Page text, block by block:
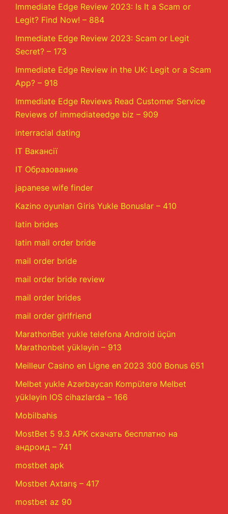
Immediate Edge Review 2023: Is It a Scam or
Legit? Find Now! – 884
Immediate Edge Review 2023: Scam or Legit
Secret? – 173
Immediate Edge Review in the UK: Legit or a Scam
App? – 918
Immediate Edge Reviews Read Customer Service
Reviews of immediateedge biz – 909
interracial dating
IT Вакансії
IT Образование
japanese wife finder
Kazino oyunları Giris Yukle Bonuslar – 410
latin brides
latin mail order bride
mail order bride
mail order bride review
mail order brides
mail order girlfriend
MarathonBet yukle telefona Android üçün
Marathonbet yükləyin – 913
Meilleur Casino en Ligne en 2023 300 Bonus 651
Melbet yukle Azərbaycan Kompüterə Melbet
yükləyin IOS cihazlarda – 166
Mobilbahis
MostBet 5 9.3 APK скачать бесплатно на
андроид – 741
mostbet apk
Mostbet Axtarış – 417
mostbet az 90